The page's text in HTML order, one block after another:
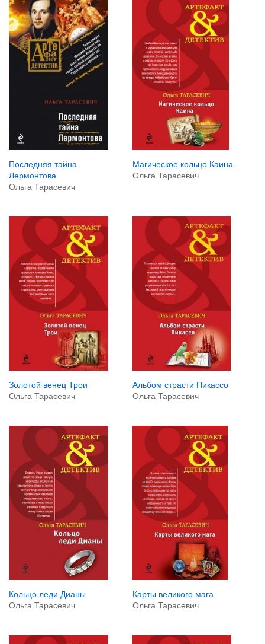
Последняя тайна
Лермонтова
Ольга Тарасевич
Магическое кольцо Каина
Ольга Тарасевич
Золотой венец Трои
Ольга Тарасевич
Альбом страсти Пикассо
Ольга Тарасевич
Кольцо леди Дианы
Ольга Тарасевич
Карты великого мага
Ольга Тарасевич